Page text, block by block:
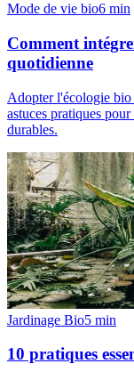
Mode de vie bio6 min
Comment
quotidienne
Adopter l'écologie bio
astuces pratiques
durables.
Jardinage Bio5 min
10 pratiques